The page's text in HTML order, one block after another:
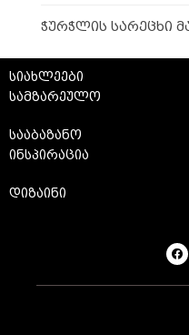
ჭურჭლის სარეცხი
სიახლეები
სამზარეულო
სააბაზანო
ინსპირაცია
დიზაინი